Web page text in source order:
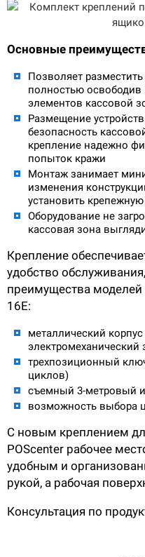
О КОМПАНИИ
производства кассового и
КОНТАКТЫ СЕРВИСНЫЕ
ОТЗЫВЫ О НАС
ПОЛЕЗНЫЕ РЕСУРСЫ
Самая актуальная и
технической составляющей
НОВОСТИ ЖУРНАЛ
+7 (495) 518-94-41
Основные
Позволяет
полностью освободив
элементов кассовой
Размещение
безопасность
крепление надежно
попыток кражи
Монтаж занимает
изменения
установить
Оборудование не
кассовая зона
Крепление
удобство
преимущества моделей
16E:
металлический
электромеханический
трехпозиционный
циклов)
съемный 3-метровый
возможность выбора
С новым креплением
POScenter рабочее
удобным и
рукой, а рабочая
Консультация по